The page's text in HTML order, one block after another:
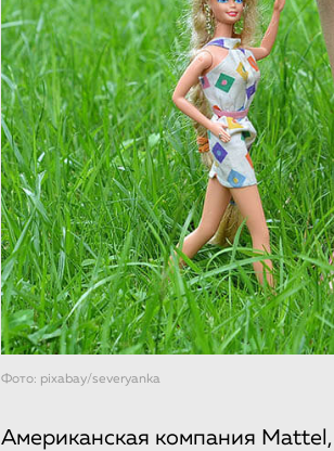
Фото: pixabay/severyanka
Американская компания